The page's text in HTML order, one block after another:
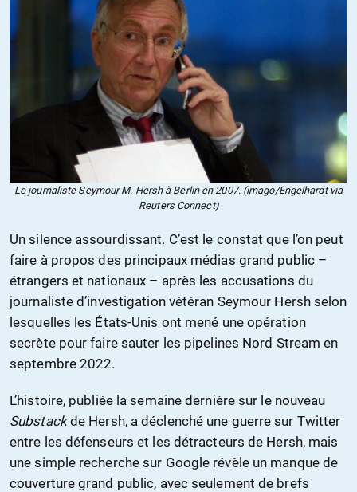
Le journaliste Seymour M. Hersh à Berlin en 2007. (imago/Engelhardt via
Reuters Connect)
Un silence assourdissant. C’est le constat que l’on peut
faire à propos des principaux médias grand public –
étrangers et nationaux – après les accusations du
journaliste d’investigation vétéran Seymour Hersh selon
lesquelles les États-Unis ont mené une opération
secrète pour faire sauter les pipelines Nord Stream en
septembre 2022.
L’histoire, publiée la semaine dernière sur le nouveau
Substackde Hersh, a déclenché une guerre sur Twitter
entre les défenseurs et les détracteurs de Hersh, mais
une simple recherche sur Google révèle un manque de
couverture grand public, avec seulement de brefs